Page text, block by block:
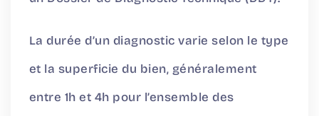
La durée d’un diagnostic varie selon le type
et la superficie du bien, généralement
entre 1h et 4h pour l’ensemble des